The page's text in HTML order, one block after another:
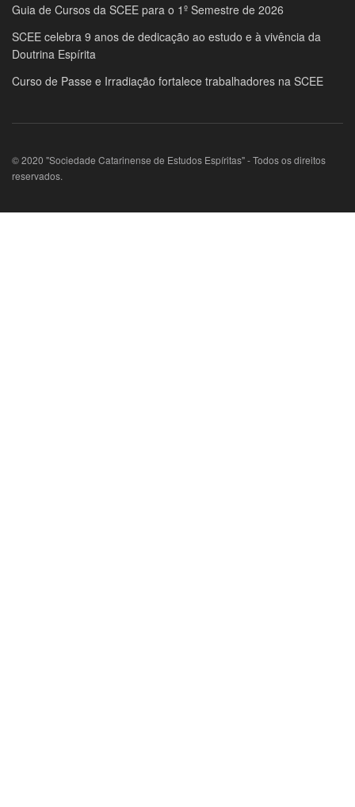
Guia de Cursos da SCEE para o 1º Semestre de 2026
SCEE celebra 9 anos de dedicação ao estudo e à vivência da
Doutrina Espírita
Curso de Passe e Irradiação fortalece trabalhadores na SCEE
© 2020 "Sociedade Catarinense de Estudos Espíritas" - Todos os direitos
reservados.